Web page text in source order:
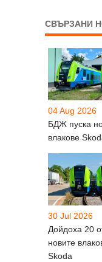
СВЪРЗАНИ
04 Aug 2026
БДЖ пуска
влакове
30 Jul 2026
Дойдоха 20
новите
Skoda